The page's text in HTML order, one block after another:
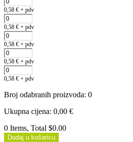
0,58 € + pdv
0,58 € + pdv
0,58 € + pdv
0,58 € + pdv
0,58 € + pdv
Broj odabranih proizvoda: 0
Ukupna cijena: 0,00 €
0 Items, Total $0.00
Dodaj u košaricu